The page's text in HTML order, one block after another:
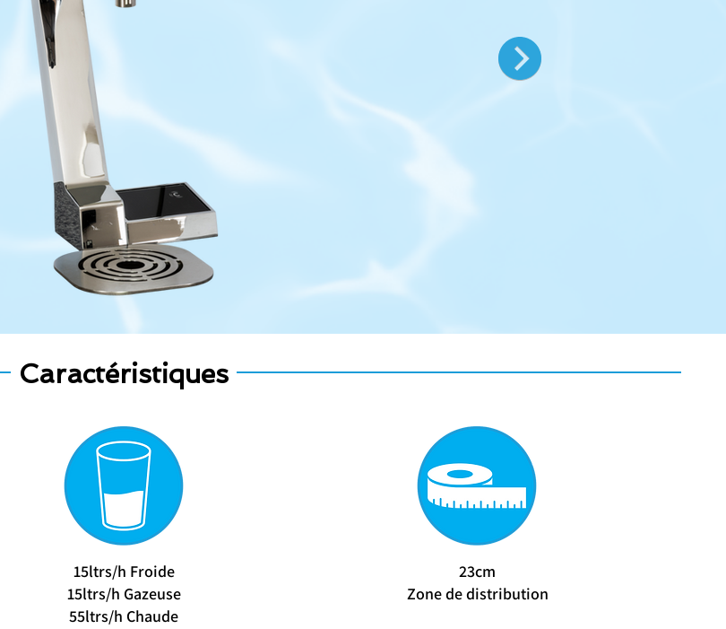
Caractéristiques
​15ltrs/h Froide
15ltrs/h Gazeuse
55ltrs/h Chaude
23cm
Zone de distribution